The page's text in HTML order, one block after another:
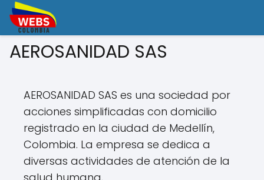
AEROSANIDAD SAS
AEROSANIDAD SAS es una sociedad por
acciones simplificadas con domicilio
registrado en la ciudad de Medellín,
Colombia. La empresa se dedica a
diversas actividades de atención de la